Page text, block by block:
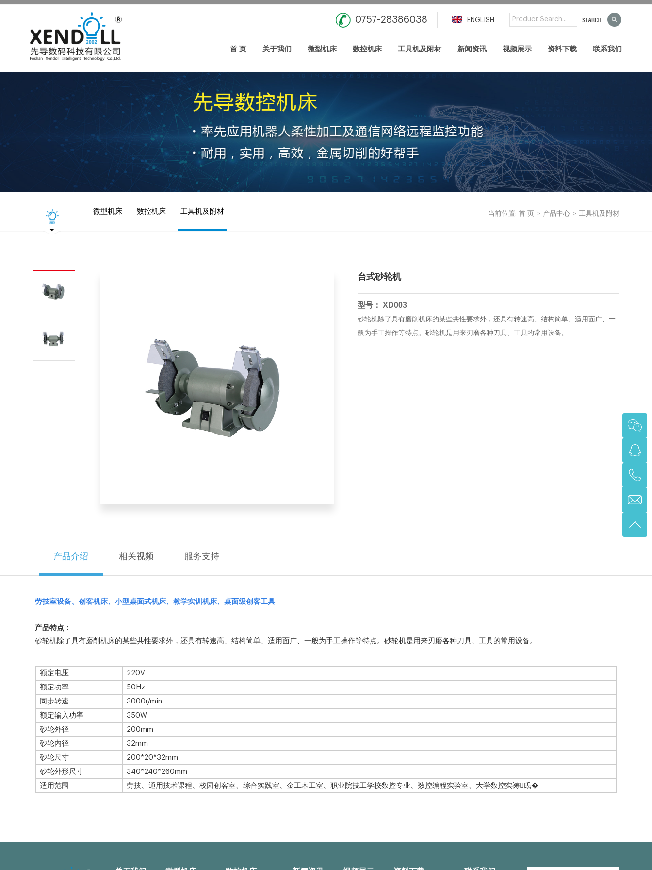
0757-28386038 ENGLISH
首 页 关于我们 微型机床 数控机床 工具机及附材 新闻资讯 视频展示 资料下载 联系我们
微型机床 数控机床 工具机及附材 当前位置: 首 页 > 产品中心 > 工具机及附材
台式砂轮机
型号： XD003
砂轮机除了具有磨削机床的某些共性要求外，还具有转速高、结构简单、适用面广、一
般为手工操作等特点。砂轮机是用来刃磨各种刀具、工具的常用设备。
产品介绍 相关视频 服务支持
劳技室设备、创客机床、小型桌面式机床、教学实训机床、桌面级创客工具
产品特点：
砂轮机除了具有磨削机床的某些共性要求外，还具有转速高、结构简单、适用面广、一般为手工操作等特点。砂轮机是用来刃磨各种刀具、工具的常用设备。
额定电压
220V
额定功率
50Hz
同步转速
3000r/min
额定输入功率
350W
砂轮外径
200mm
砂轮内径
32mm
砂轮尺寸
200*20*32mm
砂轮外形尺寸
340*240*260mm
适用范围
劳技、通用技术课程、校园创客室、综合实践室、金工木工室、职业院技工学校数控专业、数控编程实验室、大学数控实祷氐�